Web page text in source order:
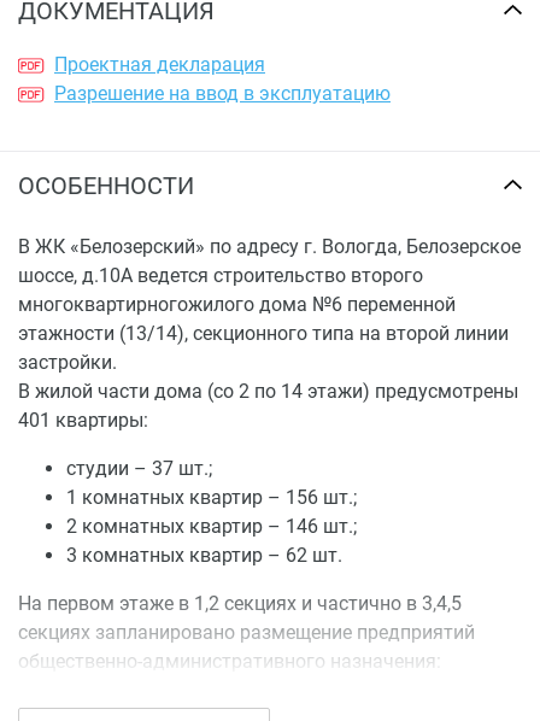
ДОКУМЕНТАЦИЯ
Проектная декларация
Разрешение на ввод в эксплуатацию
ОСОБЕННОСТИ
В ЖК «Белозерский» по адресу г. Вологда, Белозерское
шоссе, д.10А ведется строительство второго
многоквартирногожилого дома №6 переменной
этажности (13/14), секционного типа на второй линии
застройки.
В жилой части дома (со 2 по 14 этажи) предусмотрены
401 квартиры:
студии – 37 шт.;
1 комнатных квартир – 156 шт.;
2 комнатных квартир – 146 шт.;
3 комнатных квартир – 62 шт.
На первом этаже в 1,2 секциях и частично в 3,4,5
секциях запланировано размещение предприятий
общественно-административного назначения: